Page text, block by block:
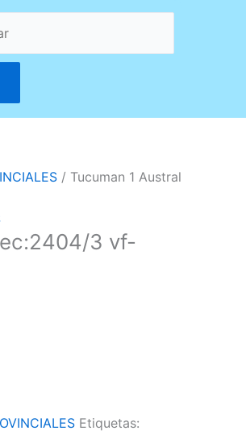
/ Tucuman 1 Austral
3 vf-
Etiquetas: